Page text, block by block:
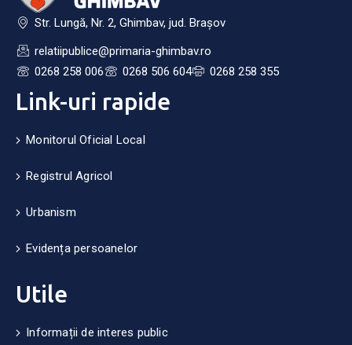
Str. Lungă, Nr. 2, Ghimbav, jud. Brașov
relatiipublice@primaria-ghimbav.ro
0268 258 006
0268 506 604 0268 258 355
Link-uri rapide
Monitorul Oficial Local
Registrul Agricol
Urbanism
Evidența persoanelor
Utile
Informații de interes public